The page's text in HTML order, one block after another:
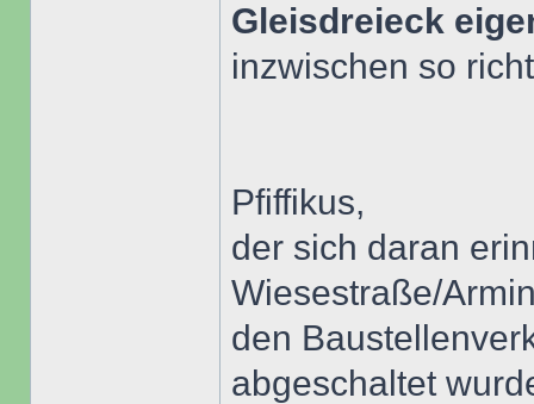
Gleisdreieck
inzwischen so
Pfiffikus,
der sich daran
Wiesestraße/
den
abgeschaltet